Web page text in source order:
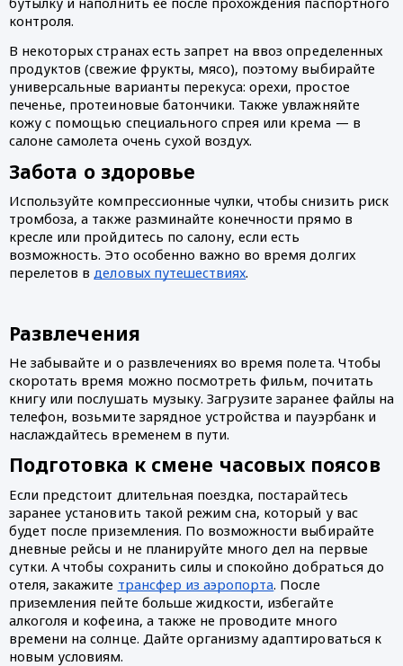
контроля.
В некоторых странах есть запрет на ввоз определенных
продуктов (свежие фрукты, мясо), поэтому выбирайте
универсальные варианты перекуса: орехи, простое
печенье, протеиновые батончики. Также увлажняйте
кожу с помощью специального спрея или крема — в
салоне самолета очень сухой воздух.
Забота о здоровье
Используйте компрессионные чулки, чтобы снизить риск
тромбоза, а также разминайте конечности прямо в
кресле или пройдитесь по салону, если есть
возможность. Это особенно важно во время долгих
перелетов в деловых путешествиях.
Развлечения
Не забывайте и о развлечениях во время полета. Чтобы
скоротать время можно посмотреть фильм, почитать
книгу или послушать музыку. Загрузите заранее файлы на
телефон, возьмите зарядное устройства и пауэрбанк и
наслаждайтесь временем в пути.
Подготовка к смене часовых поясов
Если предстоит длительная поездка, постарайтесь
заранее установить такой режим сна, который у вас
будет после приземления. По возможности выбирайте
дневные рейсы и не планируйте много дел на первые
сутки. А чтобы сохранить силы и спокойно добраться до
отеля, закажите трансфер из аэропорта. После
приземления пейте больше жидкости, избегайте
алкоголя и кофеина, а также не проводите много
времени на солнце. Дайте организму адаптироваться к
новым условиям.